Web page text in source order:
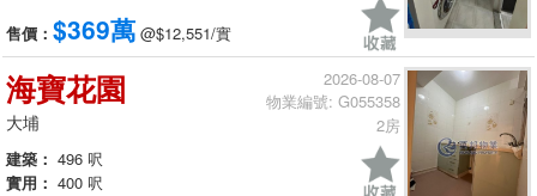
售價： $369萬 @$12,551/實
海寶花園
大埔
建築： 496 呎
實用： 400 呎
2026-08-07
物業編號: G055358
2房